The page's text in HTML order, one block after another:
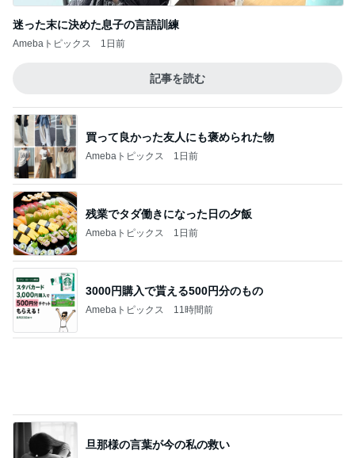
迷った末に決めた息子の言語訓練
Amebaトピックス 1日前
記事を読む
買って良かった友人にも褒められた物
Amebaトピックス 1日前
残業でタダ働きになった日の夕飯
Amebaトピックス 1日前
3000円購入で貰える500円分のもの
Amebaトピックス 11時間前
旦那様の言葉が今の私の救い